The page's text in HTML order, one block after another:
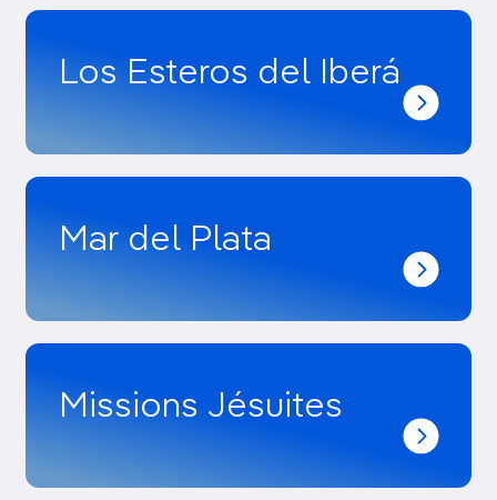
Los Esteros del Iberá
Mar del Plata
Missions Jésuites